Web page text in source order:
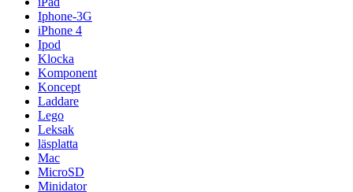
Iphone-3G
iPhone 4
Ipod
Klocka
Komponent
Koncept
Laddare
Lego
Leksak
läsplatta
Mac
MicroSD
Minidator